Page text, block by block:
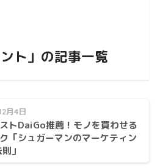
ト」の記事一覧
月4日
トDaiGo推薦！モノを買わせる
「シュガーマンのマーケティン
」